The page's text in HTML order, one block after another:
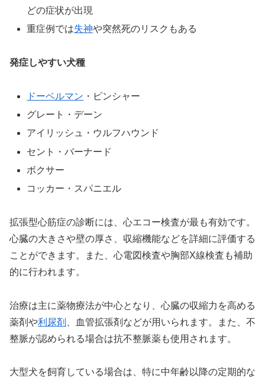
どの症状が出現
重症例では失神や突然死のリスクもある
発症しやすい犬種
ドーベルマン ・ピンシャー
グレート・デーン
アイリッシュ・ウルフハウンド
セント・バーナード
ボクサー
コッカー・スパニエル
拡張型心筋症の診断には、心エコー検査が最も有効です。
心臓の大きさや壁の厚さ、収縮機能などを詳細に評価する
ことができます。また、心電図検査や胸部X線検査も補助
的に行われます。
治療は主に薬物療法が中心となり、心臓の収縮力を高める
薬剤や利尿剤
、血管拡張剤などが用いられます。また、不
整脈が認められる場合は抗不整脈薬も使用されます。
大型犬を飼育している場合は、特に中年齢以降の定期的な